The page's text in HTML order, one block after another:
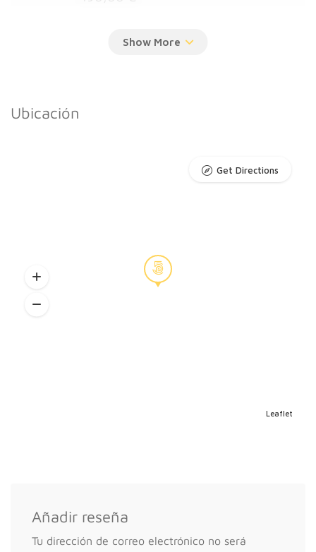
etapas son especiales y merecen la pena
guardar cada minuto y recuerdo de ellos.
de nuestros peques no puede quedarse sin
190,00 €
Ubicación
Leaflet
Get Directions
Añadir reseña
Tu dirección de correo electrónico no será